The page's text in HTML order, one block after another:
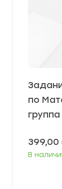
по
399,00
В